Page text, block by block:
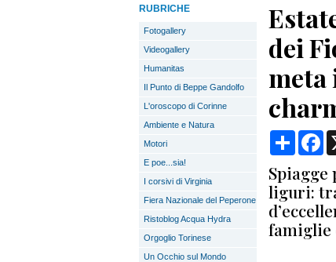
RUBRICHE
Fotogallery
Videogallery
Humanitas
Il Punto di Beppe Gandolfo
L'oroscopo di Corinne
Ambiente e Natura
Motori
E poe...sia!
I corsivi di Virginia
Fiera Nazionale del Peperone
Ristoblog Acqua Hydra
Orgoglio Torinese
Un Occhio sul Mondo
dei
meta
Spiagge
liguri:
famiglie